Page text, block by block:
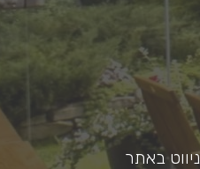
ניווט באתר